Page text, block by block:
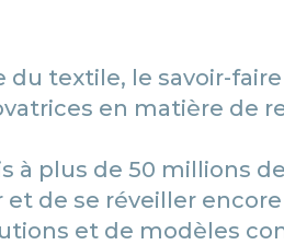
textile, le savoir-
en matière de
à plus de 50 millions de
de se réveiller
et de modèles